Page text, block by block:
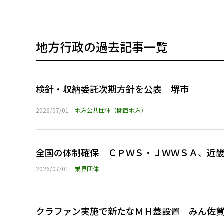
地方行政の過去記事一覧
検針・収納委託次期方針を公表 堺市
2026/07/01 地方公共団体（関西地方）
全国の体制確保 ＣＰＷＳ・ＪＷＷＳＡ、近
2026/07/01 業界団体
クラファン実施で新たなＭＨ蓋設置 みん佐